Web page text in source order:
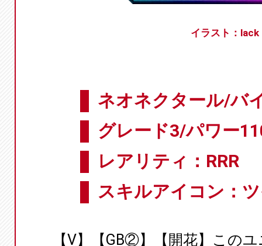
イラスト：lack
ネオネクタール/バ
グレード3/パワー
レアリティ：RRR
スキルアイコン：
【V】【GB②】【開花】この